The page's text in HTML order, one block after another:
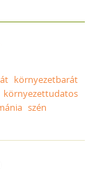
környezetbarát
környezettudatos
szén